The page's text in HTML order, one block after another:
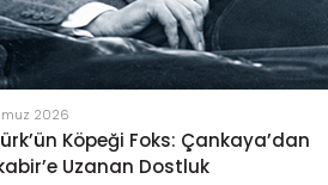
2026
Köpeği Foks: Çankaya’dan
Uzanan Dostluk